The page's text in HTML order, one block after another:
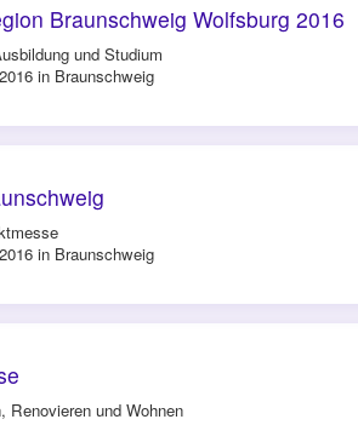
Braunschweig Wolfsburg 2016
und Studium
in Braunschweig
in Braunschweig
Renovieren und Wohnen